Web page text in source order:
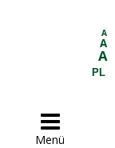
A
A
A
PL

Menü